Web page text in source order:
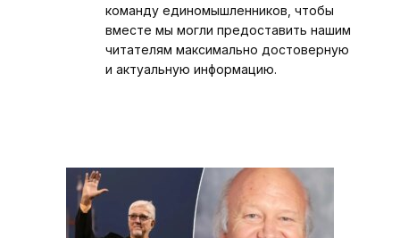
команду единомышленников, чтобы
вместе мы могли предоставить нашим
читателям максимально достоверную
и актуальную информацию.